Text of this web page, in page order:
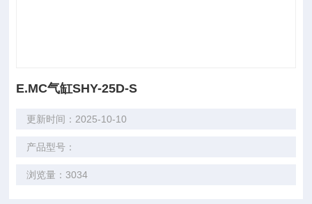
E.MC气缸SHY-25D-S
更新时间：2025-10-10
产品型号：
浏览量：3034